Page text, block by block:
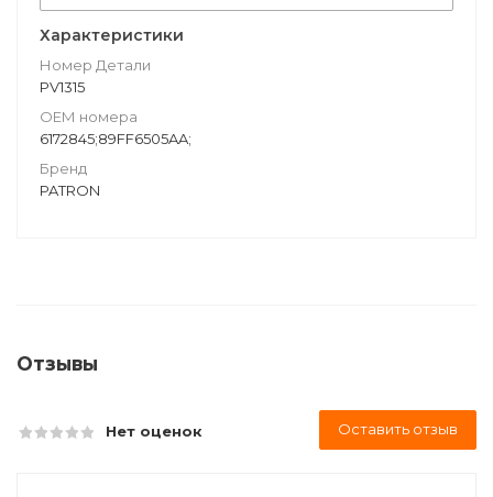
Характеристики
Номер Детали
PV1315
ОЕМ номера
6172845;89FF6505AA;
Бренд
PATRON
Отзывы
Нет оценок Оставить отзыв